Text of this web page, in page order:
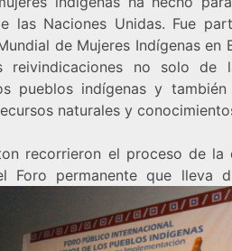
las Naciones Unidas. Fue
de Mujeres Indígenas en
no solo de
pueblos indígenas y
naturales y
recorrieron el proceso de la
Foro permanente que lleva